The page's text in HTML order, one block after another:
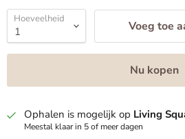
Hoeveelheid Voeg toe
Nu kopen
Ophalen is mogelijk op Living
Meestal klaar in 5 of meer dagen